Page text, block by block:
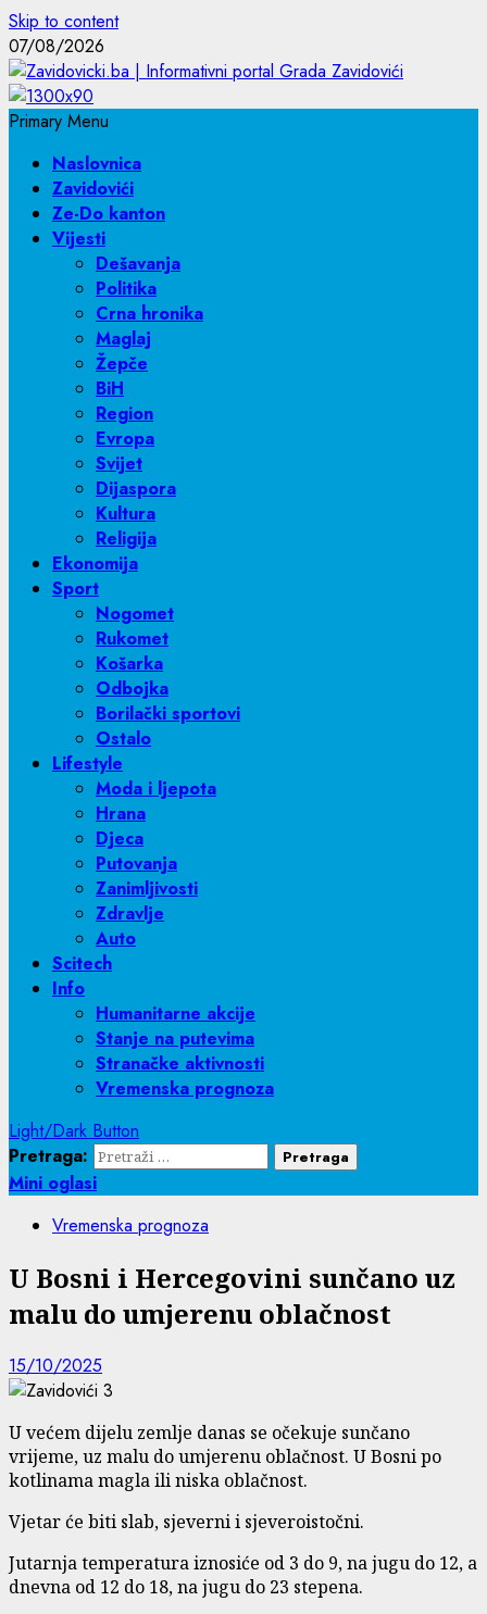
Skip to content
07/08/2026
Primary Menu
Naslovnica
Zavidovići
Ze-Do kanton
Vijesti
Dešavanja
Politika
Crna hronika
Maglaj
Žepče
BiH
Region
Evropa
Svijet
Dijaspora
Kultura
Religija
Ekonomija
Sport
Nogomet
Rukomet
Košarka
Odbojka
Borilački sportovi
Ostalo
Lifestyle
Moda i ljepota
Hrana
Djeca
Putovanja
Zanimljivosti
Zdravlje
Auto
Scitech
Info
Humanitarne akcije
Stanje na putevima
Stranačke aktivnosti
Vremenska prognoza
Light/Dark Button
Pretraga:
Mini oglasi
Vremenska prognoza
U Bosni i Hercegovini sunčano uz
malu do umjerenu oblačnost
15/10/2025
U većem dijelu zemlje danas se očekuje sunčano
vrijeme, uz malu do umjerenu oblačnost. U Bosni po
kotlinama magla ili niska oblačnost.
Vjetar će biti slab, sjeverni i sjeveroistočni.
Jutarnja temperatura iznosiće od 3 do 9, na jugu do 12, a
dnevna od 12 do 18, na jugu do 23 stepena.